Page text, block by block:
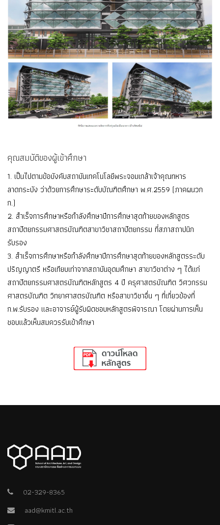
คุณสมบัติของผู้เข้าศึกษา
1. เป็นไปตามข้อบังคับสถาบันเทคโนโลยีพระจอมเกล้าเจ้าคุณทหาร
ลาดกระบัง ว่าด้วยการศึกษาระดับบัณฑิตศึกษา พ.ศ.2559 (ภาคผนวก
ก.)
2. สำเร็จการศึกษาหรือกำลังศึกษาปีการศึกษาสุดท้ายของหลักสูตร
สถาปัตยกรรมศาสตรบัณฑิตสาขาวิชาสถาปัตยกรรม ที่สภาสถาปนิก
รับรอง
3. สำเร็จการศึกษาหรือกำลังศึกษาปีการศึกษาสุดท้ายของหลักสูตรระดับ
ปริญญาตรี หรือเทียบเท่าจากสถาบันอุดมศึกษา สาขาวิชาต่าง ๆ ได้แก่
สถาปัตยกรรมศาสตรบัณฑิตหลักสูตร 4 ปี ครุศาสตรบัณฑิต วิศวกรรม
ศาสตรบัณฑิต วิทยาศาสตรบัณฑิต หรือสาขาวิชาอื่น ๆ ที่เกี่ยวข้องที่
ก.พ.รับรอง และอาจารย์ผู้รับผิดชอบหลักสูตรพิจารณา โดยผ่านการเห็น
ชอบแล้วเห็นสมควรรับเข้าศึกษา
02-329-8365
aad@kmitl.ac.th